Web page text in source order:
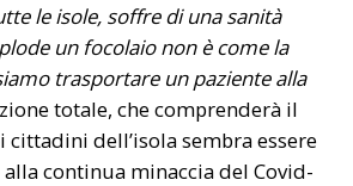
le isole, soffre di una sanità
un focolaio non è come la
trasportare un paziente alla
totale, che comprenderà il
cittadini dell’isola sembra essere
alla continua minaccia del Covid-